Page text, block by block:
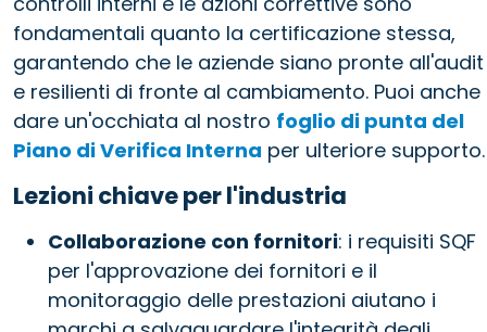
fondamentali quanto la certificazione stessa,
garantendo che le aziende siano pronte all'audit
e resilienti di fronte al cambiamento. Puoi anche
dare un'occhiata al nostro foglio di punta del
Piano di Verifica Interna per ulteriore supporto.
Lezioni chiave per l'industria
Collaborazione con fornitori: i requisiti SQF
per l'approvazione dei fornitori e il
monitoraggio delle prestazioni aiutano i